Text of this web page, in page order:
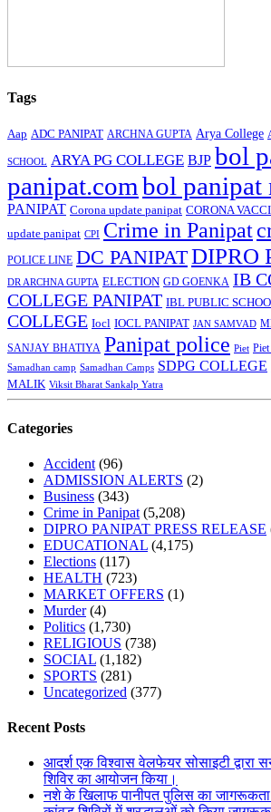
Tags
Aap ADC PANIPAT ARCHNA GUPTA Arya College
SCHOOL ARYA PG COLLEGE BJP bol
panipat.combol panipat
PANIPAT Corona update panipat CORONA
update panipat CPI Crime in Panipat
POLICE LINE DC PANIPATDIPRO
DR ARCHNA GUPTA ELECTION GD GOENKA IB
COLLEGE PANIPAT IBL PUBLIC
COLLEGE Iocl IOCL PANIPAT JAN SAMVAD
SANJAY BHATIYA Panipat police Piet
Samadhan camp Samadhan Camps SDPG COLLEGE
MALIK Viksit Bharat Sankalp Yatra
Categories
Accident (96)
ADMISSION ALERTS (2)
Business (343)
Crime in Panipat (5,208)
DIPRO PANIPAT PRESS RELEASE
EDUCATIONAL (4,175)
Elections (117)
HEALTH (723)
MARKET OFFERS (1)
Murder(4)
Politics (1,730)
RELIGIOUS (738)
SOCIAL (1,182)
SPORTS (281)
Uncategorized (377)
Recent Posts
आदर्श एक विश्वास वेलफेयर सोसाइटी द्वारा
शिविर का आयोजन किया।
नशे के खिलाफ पानीपत पुलिस का जागरूकता